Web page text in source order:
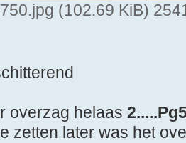
(102.69 KiB)
overzag helaas
zetten later was het